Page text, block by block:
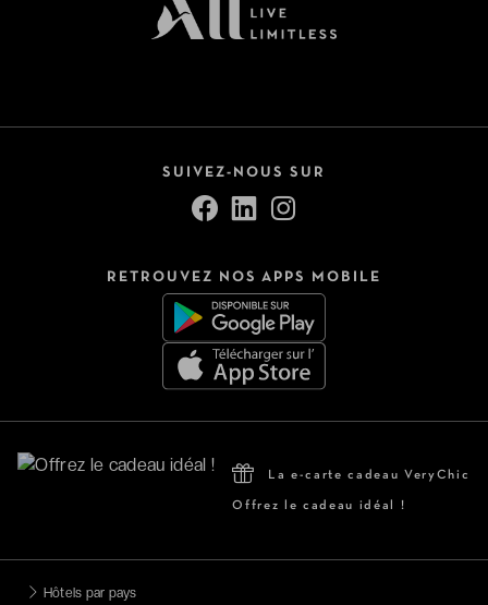
SUIVEZ-NOUS SUR
RETROUVEZ NOS APPS MOBILE
La e-carte cadeau VeryChic
Offrez le cadeau idéal !
Hôtels par pays